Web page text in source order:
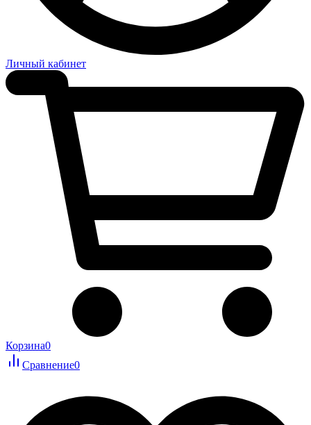
Личный кабинет
Корзина0
Сравнение0